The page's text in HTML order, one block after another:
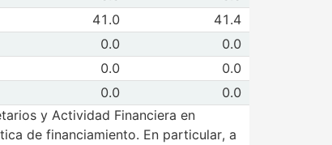
41.0 41.4
cetes 0.0 0.0
especiales sec privado
0.0 0.0
especiales estados y municipios
0.0
0.0
y Actividad Financiera en
de financiamiento. En particular, a